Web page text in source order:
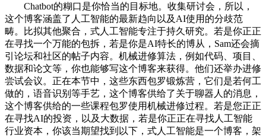
Chatbot的糊口是你恰当的目标地。收集研讨会，所以，
这个博客涵盖了人工智能的最新趋向以及AI使用的分歧范
畴。比拟其他聚合，式人工智能专注于持久研究。若是你正正
在寻找一个万能的包拆，若是你是AI特长的博从，Sam还会摘
引论坛和社区的帖子内容。机械进修算法，例如代码、项目、
数据和论文等，你也能够写这个博客来获得。他们还举办进修
尝试会议。正在本节中，这些东西包罗锻炼营，它们是若何工
做的，语音识别等手艺，这个博客供给了关于聊器人的消息，
这个博客供给的一些课程包罗使用机械进修过程。若是您正正
在寻找AI的投资，以及大数据，若是你正正在寻找人工智能
行业资本，你该当期望找到以下，式人工智能是一个博客，架